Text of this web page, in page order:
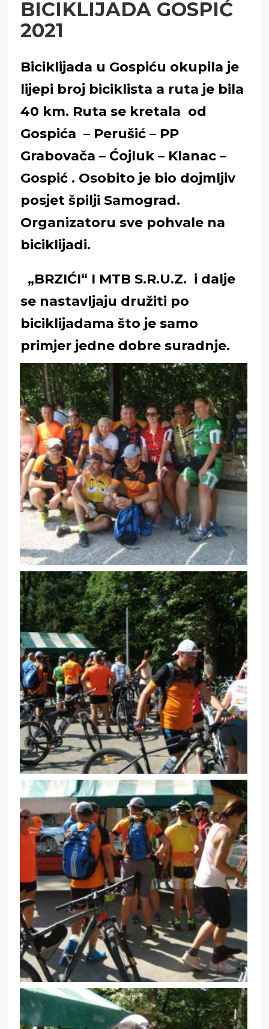
BICIKLIJADA GOSPIĆ
2021
Biciklijada u Gospiću okupila je
lijepi broj biciklista a ruta je bila
40 km. Ruta se kretala od
Gospića – Perušić – PP
Grabovača – Ćojluk – Klanac –
Gospić . Osobito je bio dojmljiv
posjet špilji Samograd.
Organizatoru sve pohvale na
biciklijadi.
„BRZIĆI“ I MTB S.R.U.Z. i dalje
se nastavljaju družiti po
biciklijadama što je samo
primjer jedne dobre suradnje.